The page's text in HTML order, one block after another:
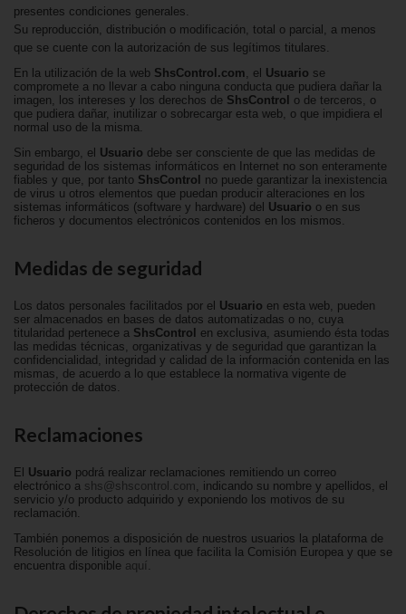
presentes condiciones generales.
Su reproducción, distribución o modificación, total o parcial, a menos
que se cuente con la autorización de sus legítimos titulares.
En la utilización de la web ShsControl.com , el Usuario se
compromete a no llevar a cabo ninguna conducta que pudiera dañar la
imagen, los intereses y los derechos de ShsControl o de terceros, o
que pudiera dañar, inutilizar o sobrecargar esta web, o que impidiera el
normal uso de la misma.
Sin embargo, el Usuario debe ser consciente de que las medidas de
seguridad de los sistemas informáticos en Internet no son enteramente
fiables y que, por tanto ShsControl no puede garantizar la inexistencia
de virus u otros elementos que puedan producir alteraciones en los
sistemas informáticos (software y hardware) del Usuario o en sus
ficheros y documentos electrónicos contenidos en los mismos.
Medidas de seguridad
Los datos personales facilitados por el Usuario en esta web, pueden
ser almacenados en bases de datos automatizadas o no, cuya
titularidad pertenece a ShsControl
en exclusiva, asumiendo ésta todas
las medidas técnicas, organizativas y de seguridad que garantizan la
confidencialidad, integridad y calidad de la información contenida en las
mismas, de acuerdo a lo que establece la normativa vigente de
protección de datos.
Reclamaciones
El Usuario podrá realizar reclamaciones remitiendo un correo
electrónico a shs@shscontrol.com, indicando su nombre y apellidos, el
servicio y/o producto adquirido y exponiendo los motivos de su
reclamación.
También ponemos a disposición de nuestros usuarios la plataforma de
Resolución de litigios en línea que facilita la Comisión Europea y que se
encuentra disponible aquí.